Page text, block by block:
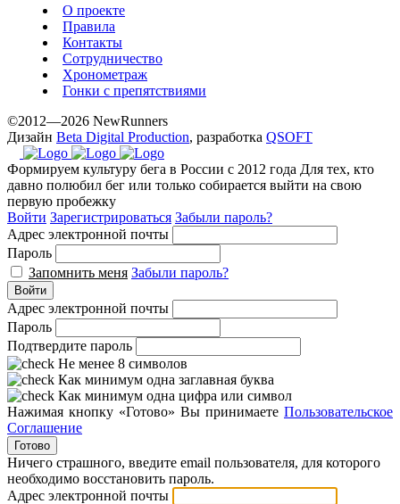
О проекте
Правила
Контакты
Сотрудничество
Хронометраж
Гонки с препятствиями
©2012—2026 NewRunners
Дизайн Beta Digital Production, разработка QSOFT
Формируем культуру бега в России с 2012 года Для тех, кто
давно полюбил бег или только собирается выйти на свою
первую пробежку
Войти Зарегистрироваться Забыли пароль?
Адрес электронной почты
Пароль
Запомнить меня Забыли пароль?
Войти
Адрес электронной почты
Пароль
Подтвердите пароль
Не менее 8 символов
Как минимум одна заглавная буква
Как минимум одна цифра или символ
Нажимая кнопку «Готово» Вы принимаете Пользовательское
Соглашение
Готово
Ничего страшного, введите email пользователя, для которого
необходимо восстановить пароль.
Адрес электронной почты